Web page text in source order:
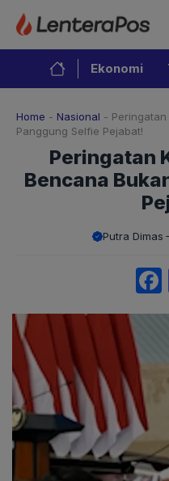
Langsung
isi
Ekonomi
Home - Nasional -
Panggung Selfie Pejabat!
Peringatan
Bencana
Putra Dimas